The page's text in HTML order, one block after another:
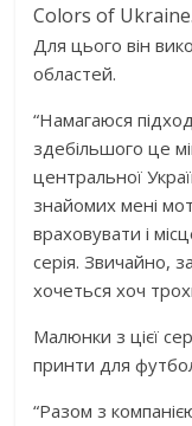
Colors of Ukraine.
Для цього він
областей.
“Намагаюся
здебільшого це
центральної
знайомих мені
враховувати і
серія. Звичайно,
хочеться хоч
Малюнки з цієї
принти для
“Разом з